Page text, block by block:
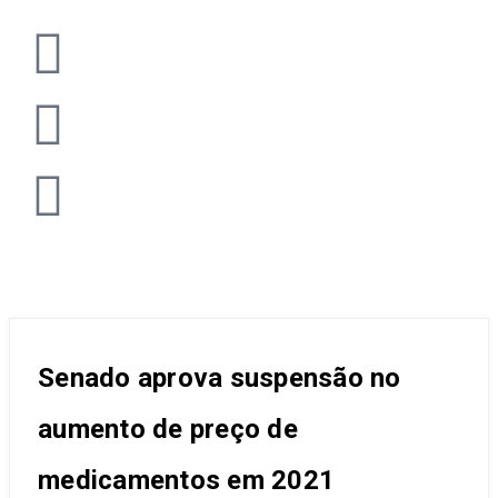
Senado aprova suspensão no
aumento de preço de
medicamentos em 2021